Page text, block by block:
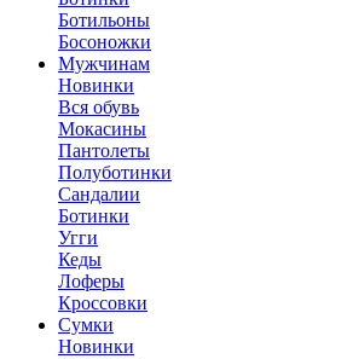
Ботильоны
Босоножки
Мужчинам
Новинки
Вся обувь
Мокасины
Пантолеты
Полуботинки
Сандалии
Ботинки
Угги
Кеды
Лоферы
Кроссовки
Сумки
Новинки